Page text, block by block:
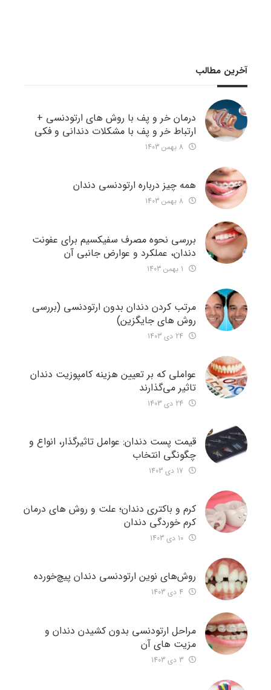
آخرین مطالب
درمان خر و پف با روش های ارتودنسی +
ارتباط خر و پف با مشکلات دندانی و فکی
همه چیز درباره ارتودنسی دندان
بررسی نحوه مصرف سفیکسیم برای عفونت
دندان، عملکرد و عوارض جانبی آن
مرتب کردن دندان بدون ارتودنسی (بررسی
روش های جایگزین)
عواملی که بر تعیین هزینه کامپوزیت دندان
تاثیر می‌گذارند
قیمت پست دندان: عوامل تاثیرگذار، انواع و
چگونگی انتخاب
کرم و باکتری دندان؛ علت و روش های درمان
کرم خوردگی دندان
روش‌های نوین ارتودنسی دندان‌ پیچ‌خورده
مراحل ارتودنسی بدون کشیدن دندان و
مزیت های آن